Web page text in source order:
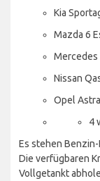
Kia
Mazda 6
Mercedes
Nissan
Opel Astra
4
Es stehen
Die verfügbaren
Vollgetankt